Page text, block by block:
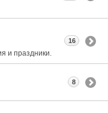
и праздники.
16
8